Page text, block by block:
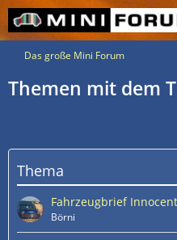
Das große Mini Forum
Themen mit dem
Thema
Fahrzeugbrief
Börni